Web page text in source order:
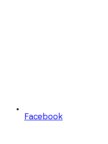
Facebook